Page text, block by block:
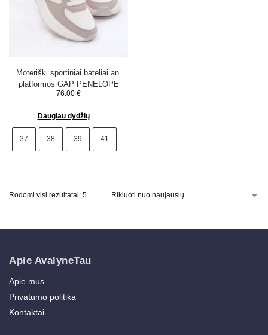
Moteriški sportiniai bateliai ant
platformos GAP PENELOPE
GPW6155300061 balti
76.00 €
Daugiau dydžių
37 38 39 41
Rodomi visi rezultatai: 5
Apie AvalyneTau
Apie mus
Privatumo politika
Kontaktai